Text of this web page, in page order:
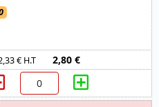
€ H.T 2,80 €